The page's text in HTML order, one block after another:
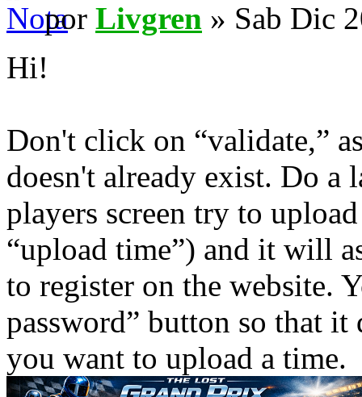
por Livgren » Sab Dic
Hi!
Don't click on “validate,”
doesn't already exist. Do a
players screen try to
“upload time”) and it will
to register on the website.
password” button so that
you want to upload a time.